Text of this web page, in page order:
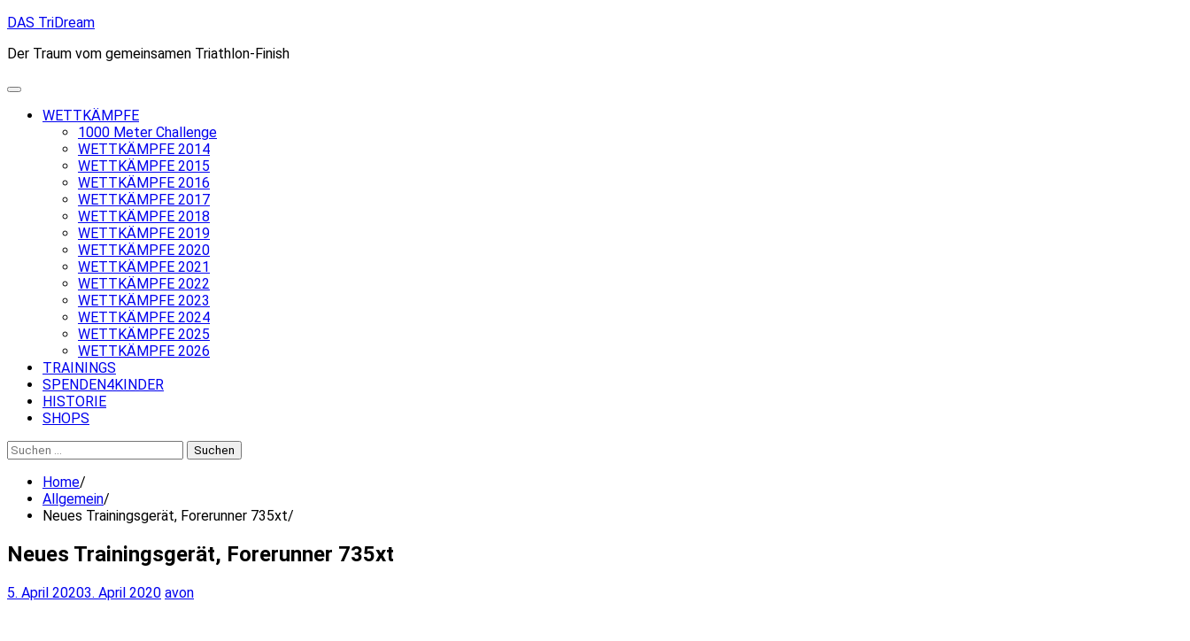
Skip
content
DAS TriDream
Der Traum vom gemeinsamen Triathlon-Finish
WETTKÄMPFE
1000 Meter Challenge
WETTKÄMPFE 2014
WETTKÄMPFE 2015
WETTKÄMPFE 2016
WETTKÄMPFE 2017
WETTKÄMPFE 2018
WETTKÄMPFE 2019
WETTKÄMPFE 2020
WETTKÄMPFE 2021
WETTKÄMPFE 2022
WETTKÄMPFE 2023
WETTKÄMPFE 2024
WETTKÄMPFE 2025
WETTKÄMPFE 2026
TRAININGS
SPENDEN4KINDER
HISTORIE
SHOPS
Suchen
nach:
Home
Allgemein
Neues Trainingsgerät, Forerunner 735xt
Neues Trainingsgerät, Forerunner 735xt
5. April 20203. April 2020 avon